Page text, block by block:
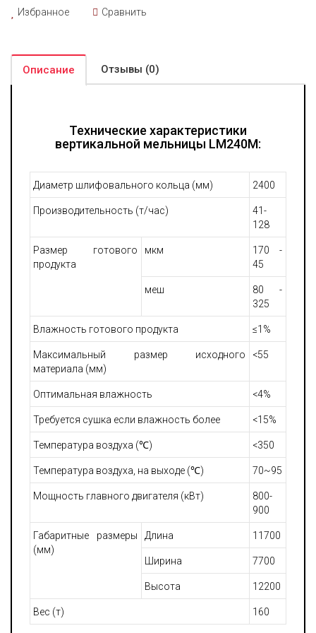
Наличие горячего воздуха позволяет проводить сушку
изменяя ее в соответствии с требованиями конкретного
заказчика. Тонкость помола сырья также регулируется, для
чего изменяются параметры работы сепаратора.
Избранное Сравнить
Описание Отзывы (0)
Технические характеристики
вертикальной мельницы LM240M:
Диаметр шлифовального кольца (мм) 2400
Производительность (т/час)
41-
128
Размер готового
продукта
мкм
170 -
45
меш
80 -
325
Влажность готового продукта ≤1%
Максимальный размер исходного
материала (мм)
<55
Оптимальная влажность <4%
Требуется сушка если влажность более <15%
Температура воздуха (℃) <350
Температура воздуха, на выходе (℃) 70~95
Мощность главного двигателя (кВт)
800-
900
Габаритные размеры
(мм)
Длина 11700
Ширина 7700
Высота 12200
Вес (т) 160